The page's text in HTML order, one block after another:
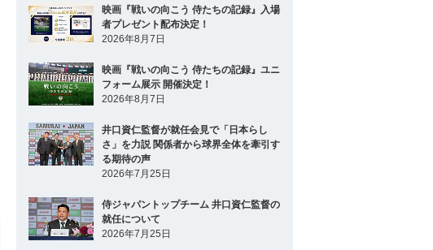
映画『戦いの向こう 侍たちの記録』入場
者プレゼント配布決定！
2026年8月7日
映画『戦いの向こう 侍たちの記録』ユニ
フォーム展示 開催決定！
2026年8月7日
井口資仁監督が就任会見で「日本らし
さ」を力説 関係者から球界全体を牽引す
る期待の声
2026年7月25日
侍ジャパントップチーム 井口資仁監督の
就任について
2026年7月25日